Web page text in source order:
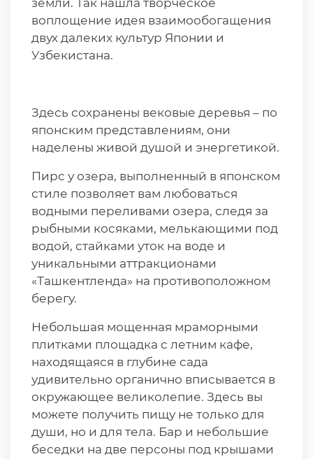
земли. Так нашла творческое
воплощение идея взаимообогащения
двух далеких культур Японии и
Узбекистана.
Здесь сохранены вековые деревья – по
японским представлениям, они
наделены живой душой и энергетикой.
Пирс у озера, выполненный в японском
стиле позволяет вам любоваться
водными переливами озера, следя за
рыбными косяками, мелькающими под
водой, стайками уток на воде и
уникальными аттракционами
«Ташкентленда» на противоположном
берегу.
Небольшая мощенная мраморными
плитками площадка с летним кафе,
находящаяся в глубине сада
удивительно органично вписывается в
окружающее великолепие. Здесь вы
можете получить пищу не только для
души, но и для тела. Бар и небольшие
беседки на две персоны под крышами